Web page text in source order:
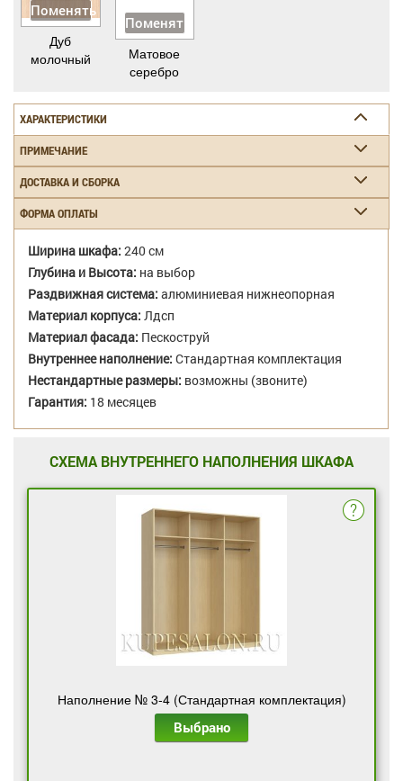
Поменять
Дуб
молочный
Поменять
Матовое
серебро
ХАРАКТЕРИСТИКИ
ПРИМЕЧАНИЕ
ДОСТАВКА И СБОРКА
ФОРМА ОПЛАТЫ
Ширина шкафа: 240 см
Глубина и Высота: на выбор
Раздвижная система: алюминиевая нижнеопорная
Материал корпуса: Лдсп
Материал фасада: Пескоструй
Внутреннее наполнение: Стандартная комплектация
Нестандартные размеры: возможны (звоните)
Гарантия: 18 месяцев
СХЕМА ВНУТРЕННЕГО НАПОЛНЕНИЯ ШКАФА
Наполнение № 3-4 (Стандартная комплектация)
Выбрано